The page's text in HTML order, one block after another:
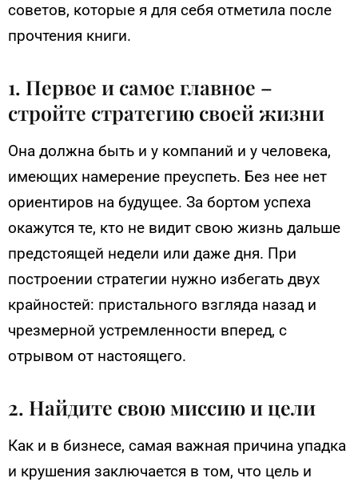
советов, которые я для себя отметила после
прочтения книги.
1. Первое и самое главное –
стройте стратегию своей жизни
Она должна быть и у компаний и у человека,
имеющих намерение преуспеть. Без нее нет
ориентиров на будущее. За бортом успеха
окажутся те, кто не видит свою жизнь дальше
предстоящей недели или даже дня. При
построении стратегии нужно избегать двух
крайностей: пристального взгляда назад и
чрезмерной устремленности вперед, с
отрывом от настоящего.
2. Найдите свою миссию и цели
Как и в бизнесе, самая важная причина упадка
и крушения заключается в том, что цель и